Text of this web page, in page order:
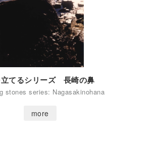
てるシリーズ 長崎の鼻
stones series: Nagasakinohana